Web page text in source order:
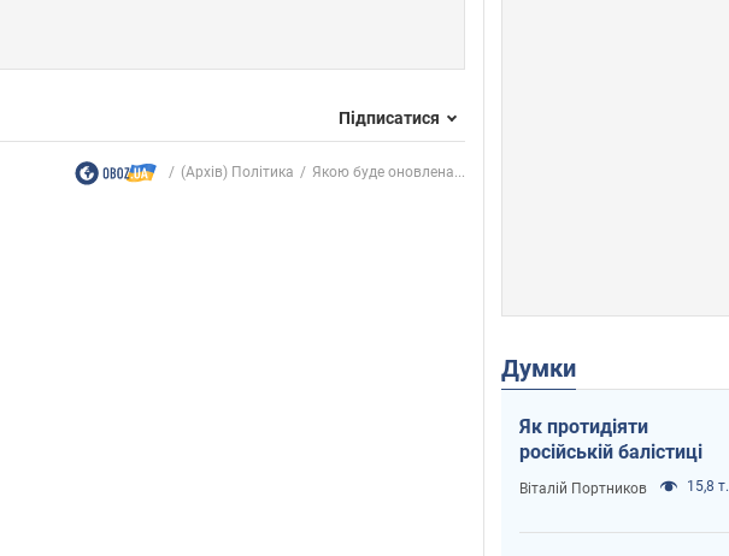
Підписатися
(Архів) Політика Якою буде оновлена...
Думки
Як протидіяти
російській балістиці
Віталій Портников 15,8 т.